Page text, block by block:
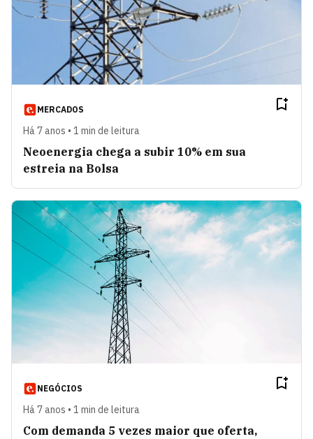
MERCADOS
Há 7 anos • 1 min de leitura
Neoenergia chega a subir 10% em sua
estreia na Bolsa
NEGÓCIOS
Há 7 anos • 1 min de leitura
Com demanda 5 vezes maior que oferta,